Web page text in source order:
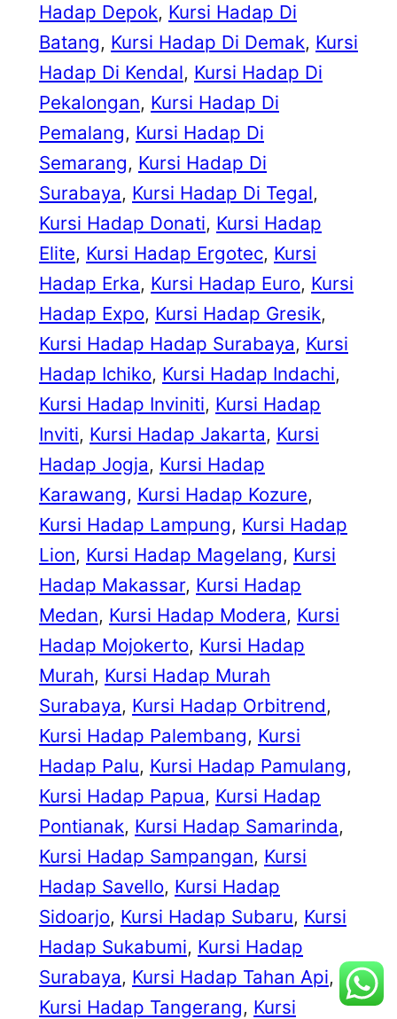
Hadap Depok, Kursi Hadap Di
Batang, Kursi Hadap Di Demak, Kursi
Hadap Di Kendal, Kursi Hadap Di
Pekalongan, Kursi Hadap Di
Pemalang, Kursi Hadap Di
Semarang, Kursi Hadap Di
Surabaya, Kursi Hadap Di Tegal
Kursi Hadap Donati, Kursi Hadap
Elite, Kursi Hadap Ergotec, Kursi
Hadap Erka, Kursi Hadap Euro, Kursi
Hadap Expo, Kursi Hadap Gresik
Kursi Hadap Hadap Surabaya, Kursi
Hadap Ichiko, Kursi Hadap Indachi
Kursi Hadap Inviniti, Kursi Hadap
Inviti, Kursi Hadap Jakarta, Kursi
Hadap Jogja, Kursi Hadap
Karawang, Kursi Hadap Kozure
Kursi Hadap Lampung, Kursi Hadap
Lion, Kursi Hadap Magelang, Kursi
Hadap Makassar, Kursi Hadap
Medan, Kursi Hadap Modera, Kursi
Hadap Mojokerto, Kursi Hadap
Murah, Kursi Hadap Murah
Surabaya, Kursi Hadap Orbitrend
Kursi Hadap Palembang, Kursi
Hadap Palu, Kursi Hadap Pamulang
Kursi Hadap Papua, Kursi Hadap
Pontianak, Kursi Hadap Samarinda
Kursi Hadap Sampangan, Kursi
Hadap Savello, Kursi Hadap
Sidoarjo, Kursi Hadap Subaru, Kursi
Hadap Sukabumi, Kursi Hadap
Surabaya, Kursi Hadap Tahan Api
Kursi Hadap Tangerang, Kursi